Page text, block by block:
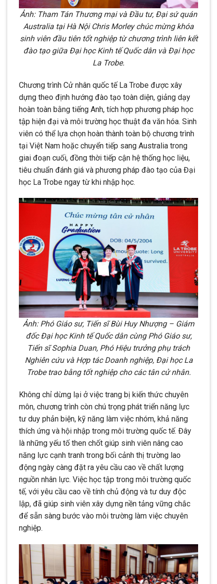
Ảnh: Tham Tán Thương mại và Đầu tư, Đại sứ quán
Australia tại Hà Nội Chris Morley chúc mừng khóa
sinh viên đầu tiên tốt nghiệp từ chương trình liên kết
đào tạo giữa Đại học Kinh tế Quốc dân và Đại học
La Trobe.
Chương trình Cử nhân quốc tế La Trobe được xây
dựng theo định hướng đào tạo toàn diện, giảng dạy
hoàn toàn bằng tiếng Anh, tích hợp phương pháp học
tập hiện đại và môi trường học thuật đa văn hóa. Sinh
viên có thể lựa chọn hoàn thành toàn bộ chương trình
tại Việt Nam hoặc chuyển tiếp sang Australia trong
giai đoạn cuối, đồng thời tiếp cận hệ thống học liệu,
tiêu chuẩn đánh giá và phương pháp đào tạo của Đại
học La Trobe ngay từ khi nhập học.
Ảnh: Phó Giáo sư, Tiến sĩ Bùi Huy Nhượng – Giám
đốc Đại học Kinh tế Quốc dân cùng Phó Giáo sư,
Tiến sĩ Sophia Duan, Phó Hiệu trưởng phụ trách
Nghiên cứu và Hợp tác Doanh nghiệp, Đại học La
Trobe trao bằng tốt nghiệp cho các tân cử nhân.
Không chỉ dừng lại ở việc trang bị kiến thức chuyên
môn, chương trình còn chú trọng phát triển năng lực
tư duy phản biện, kỹ năng làm việc nhóm, khả năng
thích ứng và hội nhập trong môi trường quốc tế. Đây
là những yếu tố then chốt giúp sinh viên nâng cao
năng lực cạnh tranh trong bối cảnh thị trường lao
động ngày càng đặt ra yêu cầu cao về chất lượng
nguồn nhân lực. Việc học tập trong môi trường quốc
tế, với yêu cầu cao về tính chủ động và tư duy độc
lập, đã giúp sinh viên xây dựng nền tảng vững chắc
để sẵn sàng bước vào môi trường làm việc chuyên
nghiệp.